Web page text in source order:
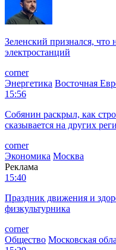
Зеленский признался, что
электростанций
corner
Энергетика Восточная
15:56
Собянин раскрыл, как
сказывается на других
corner
Экономика Москва
Реклама
15:40
Праздник движения и
физкультурника
corner
Общество Московская